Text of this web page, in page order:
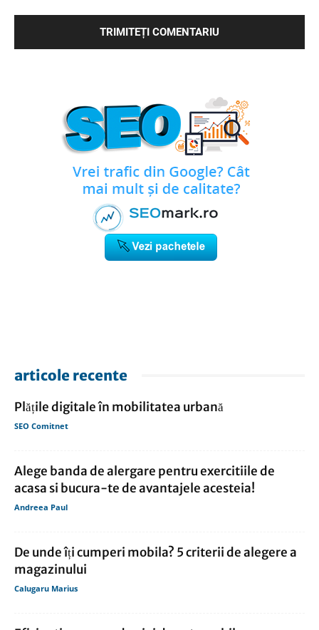
articole recente
Plățile digitale în mobilitatea urbană
SEO Comitnet
Alege banda de alergare pentru exercitiile de
acasa si bucura-te de avantajele acesteia!
Andreea Paul
De unde îți cumperi mobila? 5 criterii de alegere a
magazinului
Calugaru Marius